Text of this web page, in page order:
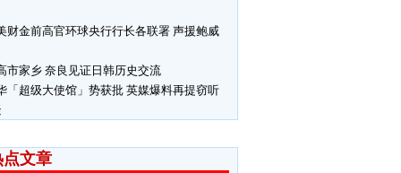
财金前高官环球央行行长各联署 声援鲍威
市家乡 奈良见证日韩历史交流
「超级大使馆」势获批 英媒爆料再提窃听
文章